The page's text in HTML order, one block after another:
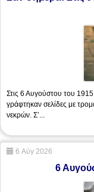
Στις 6 Αυγούστου του
γράφτηκαν σελίδες με
νεκρών. Σ’...
6 Αύγ 2026
6